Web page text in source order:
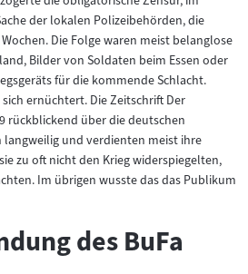
der lokalen Polizeibehörden, die
Die Folge waren meist belanglose
Bilder von Soldaten beim Essen oder
für die kommende Schlacht.
ernüchtert. Die Zeitschrift Der
rückblickend über die deutschen
langweilig und verdienten meist ihre
zu oft nicht den Krieg widerspiegelten,
Im übrigen wusste das das Publikum
des BuFa